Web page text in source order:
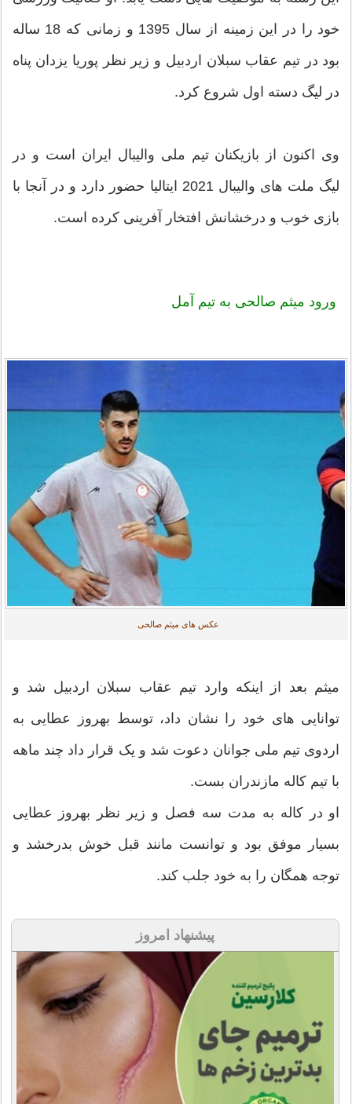
خود را در این زمینه از سال 1395 و زمانی که 18 ساله
بود در تیم عقاب سبلان اردبیل و زیر نظر پوریا یزدان پناه
در لیگ دسته اول شروع کرد.
وی اکنون از بازیکنان تیم ملی والیبال ایران است و در
لیگ ملت های والیبال 2021 ایتالیا حضور دارد و در آنجا با
بازی خوب و درخشانش افتخار آفرینی کرده است.
ورود میثم صالحی به تیم آمل
عکس های میثم صالحی
میثم بعد از اینکه وارد تیم عقاب سبلان اردبیل شد و
توانایی های خود را نشان داد، توسط بهروز عطایی به
اردوی تیم ملی جوانان دعوت شد و یک قرار داد چند ماهه
با تیم کاله مازندران بست.
او در کاله به مدت سه فصل و زیر نظر بهروز عطایی
بسیار موفق بود و توانست مانند قبل خوش بدرخشد و
توجه همگان را به خود جلب کند.
پیشنهاد امروز